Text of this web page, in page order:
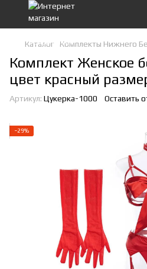
Каталог Комплекты Нижнего
Комплект Женское
цвет красный
Артикул: Цукерка-1000 Оставить
−29%